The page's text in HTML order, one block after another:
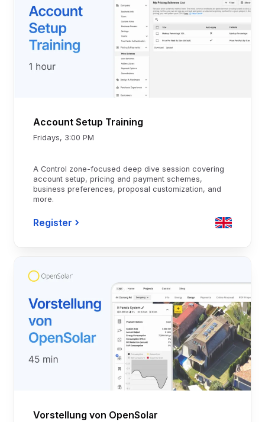
Account Setup Training
Fridays, 3:00 PM
A Control zone-focused deep dive session covering
account setup, pricing and payment schemes,
business preferences, proposal customization, and
more.
Register
Vorstellung von OpenSolar